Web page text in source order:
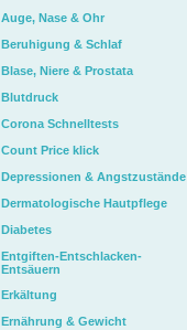
Auge, Nase & Ohr
Beruhigung & Schlaf
Blase, Niere & Prostata
Blutdruck
Corona Schnelltests
Count Price klick
Depressionen & Angstzustände
Dermatologische Hautpflege
Diabetes
Entgiften-Entschlacken-
Entsäuern
Erkältung
Ernährung & Gewicht